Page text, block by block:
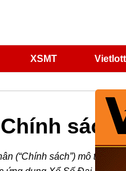
XSMT Vietlott
Chính sách
(“Chính sách”) mô tả